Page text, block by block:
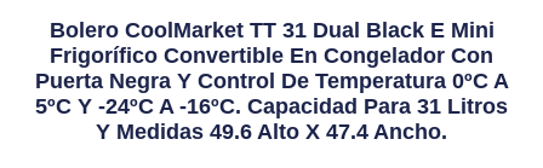
Bolero CoolMarket TT 31 Dual Black E Mini
Frigorífico Convertible En Congelador Con
Puerta Negra Y Control De Temperatura 0ºC A
5ºC Y -24ºC A -16ºC. Capacidad Para 31 Litros
Y Medidas 49.6 Alto X 47.4 Ancho.